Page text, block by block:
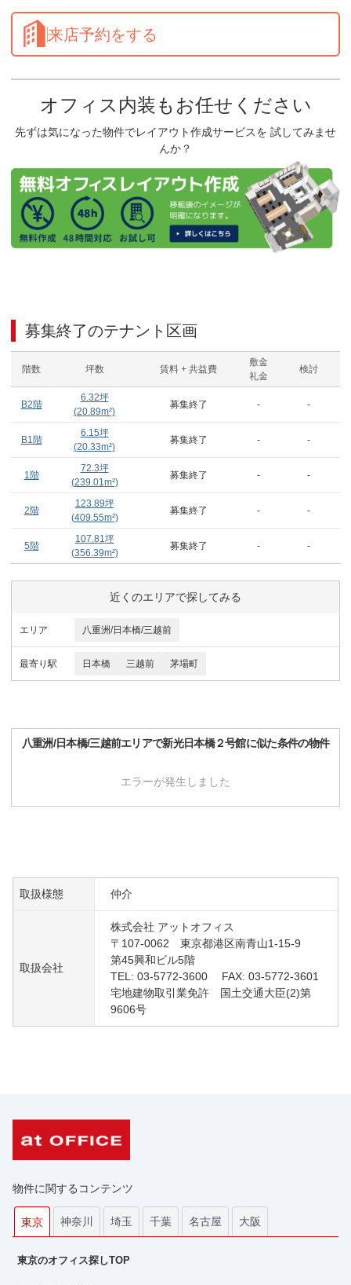
来店予約をする
オフィス内装もお任せください
先ずは気になった物件でレイアウト作成サービスを 試してみませ
んか？
募集終了のテナント区画
階数 坪数 賃料 + 共益費
敷金
礼金
検討
B2階
6.32坪
(20.89m²)
募集終了 - -
B1階
6.15坪
(20.33m²)
募集終了 - -
1階
72.3坪
(239.01m²)
募集終了 - -
2階
123.89坪
(409.55m²)
募集終了 - -
5階
107.81坪
(356.39m²)
募集終了 - -
近くのエリアで探してみる
エリア 八重洲/日本橋/三越前
最寄り駅 日本橋 三越前 茅場町
八重洲/日本橋/三越前エリアで新光日本橋２号館に似た条件の物件
エラーが発生しました
取扱様態 仲介
取扱会社
株式会社 アットオフィス
〒107-0062 東京都港区南青山1-15-9
第45興和ビル5階
TEL: 03-5772-3600 FAX: 03-5772-3601
宅地建物取引業免許 国土交通大臣(2)第
9606号
物件に関するコンテンツ
東京 神奈川 埼玉 千葉 名古屋 大阪
東京のオフィス探しTOP